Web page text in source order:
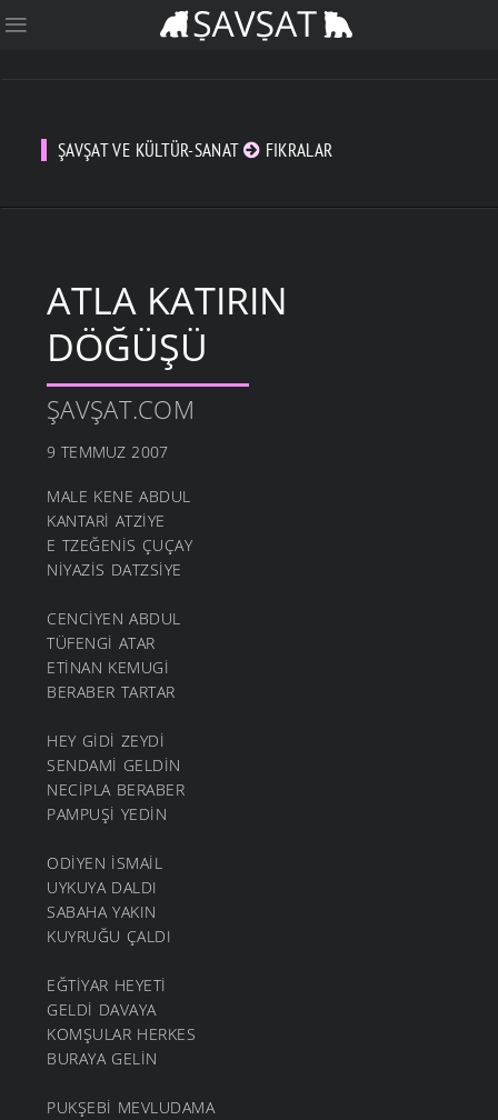
ŞAVŞAT VE KÜLTÜR-SANAT FIKRALAR
ATLA KATIRIN
DÖĞÜŞÜ
ŞAVŞAT.COM
9 TEMMUZ 2007
MALE KENE ABDUL
KANTARİ ATZİYE
E TZEĞENİS ÇUÇAY
NİYAZİS DATZSİYE
CENCİYEN ABDUL
TÜFENGİ ATAR
ETİNAN KEMUGİ
BERABER TARTAR
HEY GİDİ ZEYDİ
SENDAMİ GELDİN
NECİPLA BERABER
PAMPUŞİ YEDİN
ODİYEN İSMAİL
UYKUYA DALDI
SABAHA YAKIN
KUYRUĞU ÇALDI
EĞTİYAR HEYETİ
GELDİ DAVAYA
KOMŞULAR HERKES
BURAYA GELİN
PUKŞEBİ MEVLUDAMA